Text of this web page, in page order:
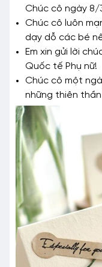
Chúc cô ngày
Chúc cô luôn
dạy dỗ các bé
Em xin gửi lời
Quốc tế Phụ nữ!
Chúc cô một
những thiên